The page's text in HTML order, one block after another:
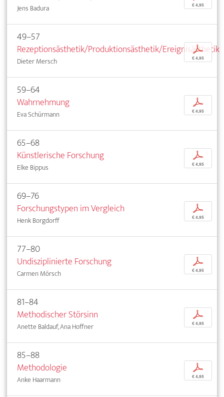
Jens Badura € 4,95
49–57
Rezeptionsästhetik/Produktionsästhetik/Ereignisästhetik
Dieter Mersch
p
€ 4,95
59–64
Wahrnehmung
Eva Schürmann
p
€ 4,95
65–68
Künstlerische Forschung
Elke Bippus
p
€ 4,95
69–76
Forschungstypen im Vergleich
Henk Borgdorff
p
€ 4,95
77–80
Undisziplinierte Forschung
Carmen Mörsch
p
€ 4,95
81–84
Methodischer Störsinn
Anette Baldauf, Ana Hoffner
p
€ 4,95
85–88
Methodologie
Anke Haarmann
p
€ 4,95